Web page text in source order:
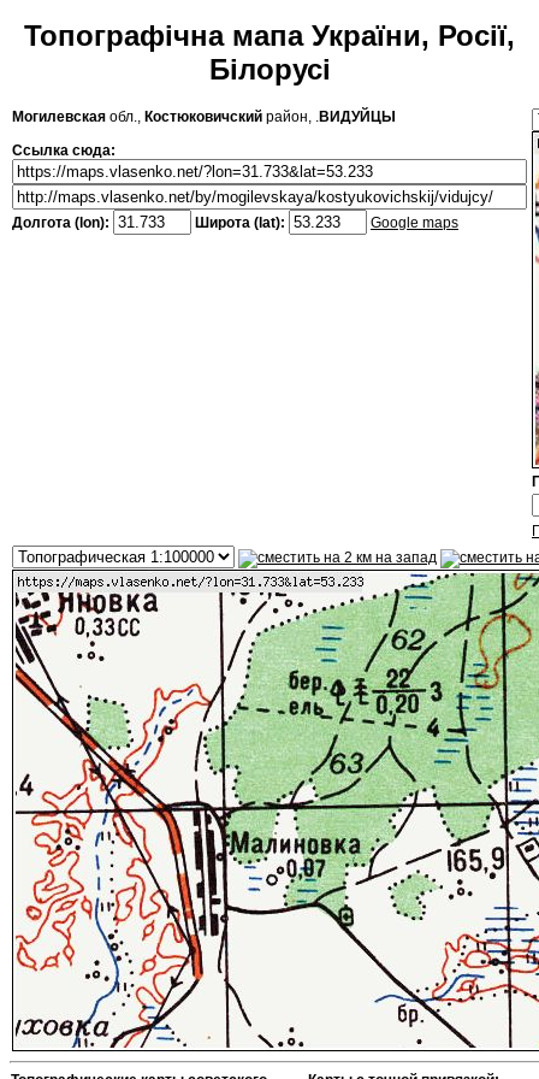
Топографічна мапа України, Росії,
Білорусі
Могилевская обл., Костюковичский район, .ВИДУЙЦЫ
Ссылка сюда:
Долгота (lon): Широта (lat): Google maps